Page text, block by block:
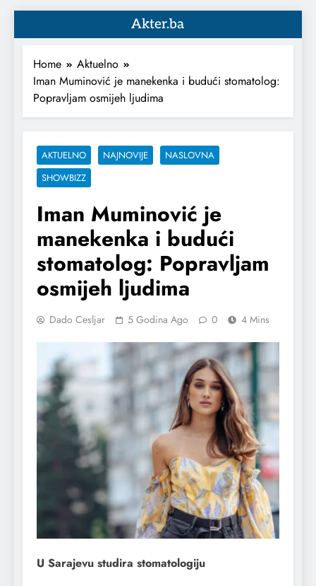
Akter.ba
Home
Aktuelno
Iman Muminović je manekenka i budući stomatolog:
Popravljam osmijeh ljudima
AKTUELNO NAJNOVIJE
NASLOVNA
SHOWBIZZ
Iman Muminović je
manekenka i budući
stomatolog: Popravljam
osmijeh ljudima
Dado Cesljar 5 Godina Ago 0 4 Mins
U Sarajevu studira stomatologiju